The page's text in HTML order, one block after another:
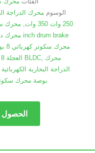
الوسوم محرك الدراجة
250 وات 350 وات
محرك
محرك
محرك سكوتر كهربائي 8 بوصة
العجلة 8 بوصة
محرك سكوتر كهربائي بدون تروس BLDC
محرك
الدراجة البخارية
بوصة محرك سكوتر
الحصول